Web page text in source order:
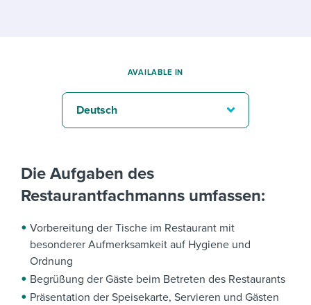
Die Aufgaben des
Restaurantfachmanns umfassen:
Vorbereitung der Tische im Restaurant mit
besonderer Aufmerksamkeit auf Hygiene und
Ordnung
Begrüßung der Gäste beim Betreten des Restaurants
Präsentation der Speisekarte, Servieren und Gästen
AVAILABLE IN
Deutsch